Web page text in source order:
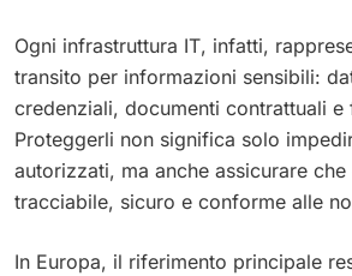
Ogni infrastruttura IT, infatti,
transito per informazioni sensibili:
credenziali, documenti contrattuali e
Proteggerli non significa solo
autorizzati, ma anche assicurare
tracciabile, sicuro e conforme alle
In Europa, il riferimento principale